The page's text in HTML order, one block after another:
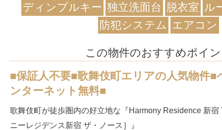
ディンプルキー 独立洗面台 脱衣室 ル
防犯システム エアコン
この物件のおすすめポイ
■保証人不要■歌舞伎町エリアの人気物件■
ンターネット無料■
歌舞伎町が徒歩圏内の好立地な『Harmony Residence 新
ニーレジデンス新宿 ザ・ノース］』